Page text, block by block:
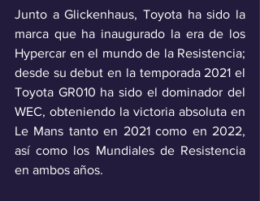
Junto a Glickenhaus, Toyota ha sido la
marca que ha inaugurado la era de los
Hypercar en el mundo de la Resistencia;
desde su debut en la temporada 2021 el
Toyota GR010 ha sido el dominador del
WEC, obteniendo la victoria absoluta en
Le Mans tanto en 2021 como en 2022,
así como los Mundiales de Resistencia
en ambos años.